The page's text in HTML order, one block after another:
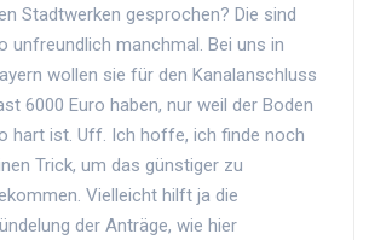
Stadtwerken gesprochen? Die sind
unfreundlich manchmal. Bei uns in
wollen sie für den Kanalanschluss
6000 Euro haben, nur weil der Boden
hart ist. Uff. Ich hoffe, ich finde noch
Trick, um das günstiger zu
Vielleicht hilft ja die
der Anträge, wie hier